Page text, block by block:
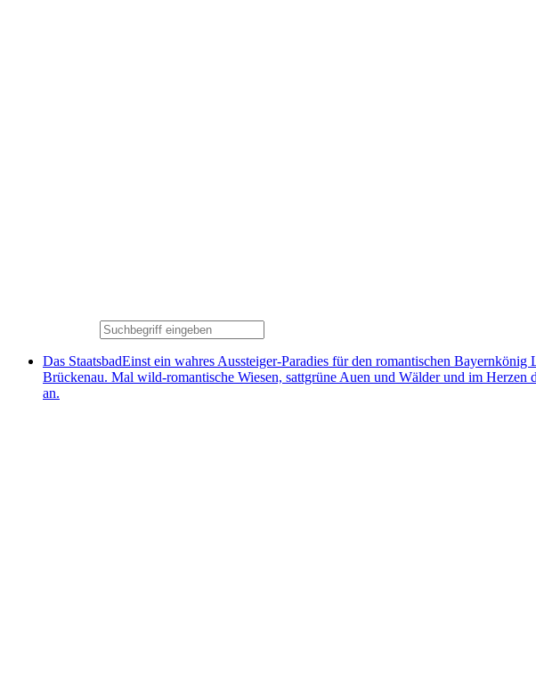
Das StaatsbadEinst ein wahres Aussteiger-Paradies für den romantischen
Brückenau. Mal wild-romantische Wiesen, sattgrüne Auen und Wälder und im
an.